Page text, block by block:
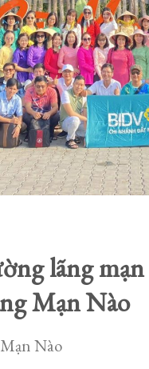
lãng
Mạn Nào
Nào